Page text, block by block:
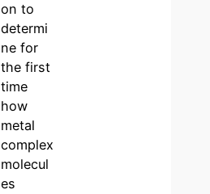
on to
determi
ne for
the first
time
how
metal
complex
molecul
es